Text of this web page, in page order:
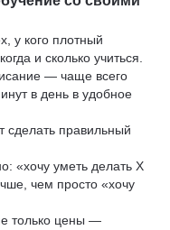
у кого плотный
и сколько учиться.
— чаще всего
в день в удобное
сделать правильный
«хочу уметь делать X
чем просто «хочу
только цены —